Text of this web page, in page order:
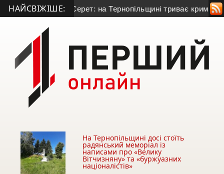
НАЙСВІЖІШЕ:Серет: на Тернопільщині триває кримінальне
На Тернопільщині досі стоїть
радянський меморіал із
написами про «Велику
Вітчизняну» та «буржуазних
націоналістів»